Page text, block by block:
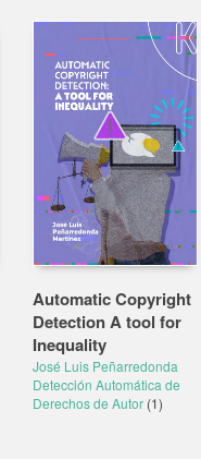
Automatic Copyright
Detection A tool for
Inequality
José Luis Peñarredonda
Detección Automática de
Derechos de Autor (1)